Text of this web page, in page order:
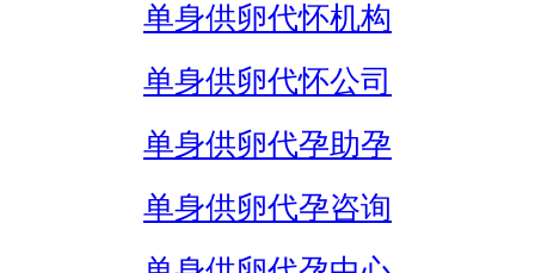
单身供卵代怀机构
单身供卵代怀公司
单身供卵代孕助孕
单身供卵代孕咨询